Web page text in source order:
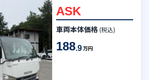
ASK
車両本体価格 (税込)
188.9万円